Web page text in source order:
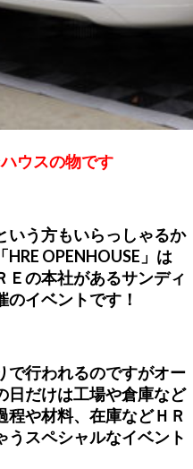
ウスの物です
いう方もいらっしゃるか
OPENHOUSE」は
Ｅの本社があるサンディ
イベントです！
で行われるのですがオー
日だけは工場や倉庫など
や材料、在庫などＨＲ
うスペシャルなイベント